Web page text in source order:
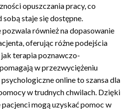
opuszczania pracy, co
sobą staje się dostępne.
również na dopasowanie
oferując różne podejścia
terapia poznawczo-
w przezwyciężeniu
online to szansa dla
w trudnych chwilach. Dzięki
mogą uzyskać pomoc w